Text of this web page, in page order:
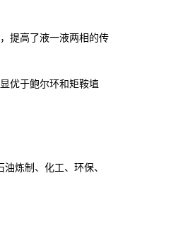
提高了液一液两相的传
优于鲍尔环和矩鞍埴
油炼制 、 化工、 环保、